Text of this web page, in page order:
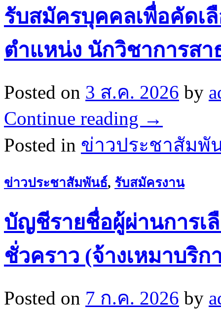
รับสมัครบุคคลเพื่อคัดเ
ตำแหน่ง นักวิชาการส
Posted on 3 ส.ค. 2026 by
Continue reading →
Posted in ข่าวประชาสัมพั
ข่าวประชาสัมพันธ์, รับสมัครงาน
บัญชีรายชื่อผู้ผ่านการเ
ชั่วคราว (จ้างเหมาบริก
Posted on 7 ก.ค. 2026 by